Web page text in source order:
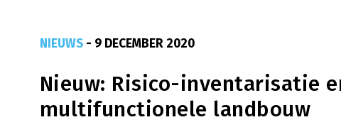
NIEUWS- 9 DECEMBER 2020
Nieuw: Risico-inventarisatie
multifunctionele landbouw